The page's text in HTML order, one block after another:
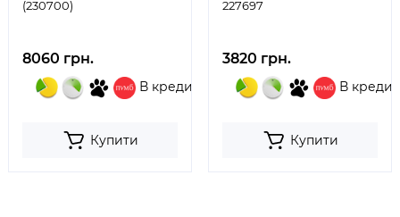
(230700)
8060 грн.
В кредит
Купити
227697
3820 грн.
В кредит
Купити